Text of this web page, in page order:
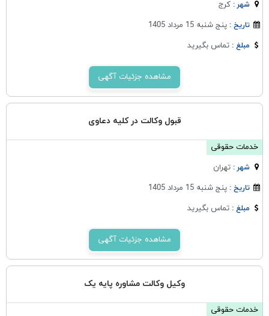
شهر :كرج
تاریخ :پنج شنبه 15 مرداد 1405
مبلغ :تماس بگیرید
مشاهده جزئیات آگهی
قبول وکالت در کلیه دعاوی
خدمات حقوقی
شهر :تهران
تاریخ :پنج شنبه 15 مرداد 1405
مبلغ :تماس بگیرید
مشاهده جزئیات آگهی
وکیل وکالت مشاوره پایه یک
خدمات حقوقی